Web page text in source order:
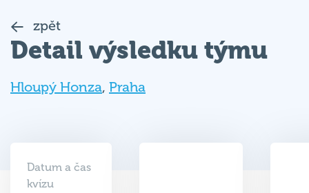
zpět
Detail výsledku týmu
Hloupý Honza, Praha
Datum a čas
kvízu